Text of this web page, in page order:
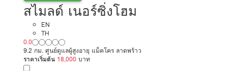
สไมลด์ เนอร์ซิ่งโฮม
EN
TH
0.0
9.2 กม. ศูนย์ดูแลผู้สูงอายุ แม็คโคร ลาดพร้าว
ราคาเริ่มต้น 18,000 บาท